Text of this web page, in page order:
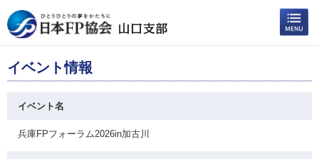
イベント情報
イベント名
兵庫FPフォーラム2026in加古川